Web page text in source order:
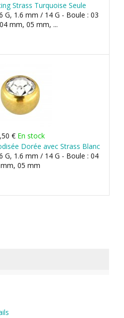
Strass Turquoise Seule
G, 1.6 mm / 14 G - Boule : 03
mm, 05 mm, ...
€ En stock
Dorée avec Strass Blanc
G, 1.6 mm / 14 G - Boule : 04
mm, 05 mm